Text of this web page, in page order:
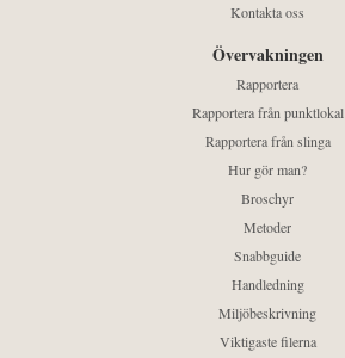
Kontakta oss
Övervakningen
Rapportera
Rapportera från punktlokal
Rapportera från slinga
Hur gör man?
Broschyr
Metoder
Snabbguide
Handledning
Miljöbeskrivning
Viktigaste filerna